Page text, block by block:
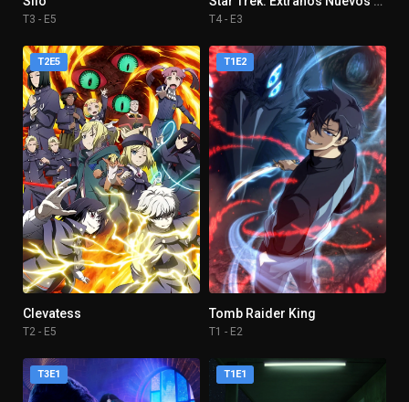
T3 - E5 T4 - E3
T2E5
Clevatess
T2 - E5
T1E2
Tomb Raider King
T1 - E2
T3E1 T1E1